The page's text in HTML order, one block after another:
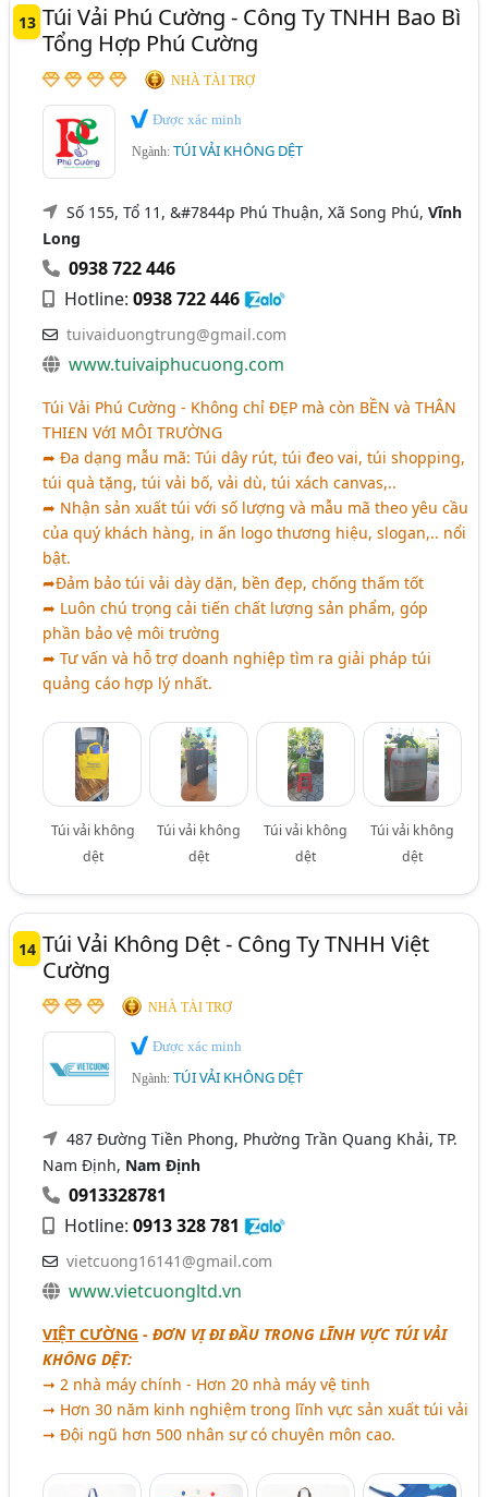
13 Túi Vải Phú Cường - Công Ty TNHH Bao Bì
Tổng Hợp Phú Cường
NHÀ TÀI TRỢ
Được xác minh
Ngành:TÚI VẢI KHÔNG DỆT
Số 155, Tổ 11, &#7844p Phú Thuận, Xã Song Phú,Vĩnh
Long
0938 722 446
Hotline:0938 722 446
tuivaiduongtrung@gmail.com
www.tuivaiphucuong.com
Túi Vải Phú Cường - Không chỉĐẸP mà còn BỀN vàTHÂN
THI£N VớI MÔI TRƯỜNG
➦ Đa dạng mẫu mã: Túi dây rút, túi đeo vai, túi shopping,
túi quà tặng, túi vải bố, vải dù, túi xách canvas,..
➦ Nhận sản xuất túi với số lượng và mẫu mã theo yêu cầu
của quý khách hàng, in ấn logo thương hiệu, slogan,.. nổi
bật.
➦Đảm bảo túi vải dày dặn, bền đẹp, chống thấm tốt
➦ Luôn chú trọng cải tiến chất lượng sản phẩm, góp
phần bảo vệ môi trường
➦ Tư vấn và hỗ trợ doanh nghiệp tìm ra giải pháp túi
quảng cáo hợp lý nhất.
Túi vải không
dệt
Túi vải không
dệt
Túi vải không
dệt
Túi vải không
dệt
14 Túi Vải Không Dệt - Công Ty TNHH Việt
Cường
NHÀ TÀI TRỢ
Được xác minh
Ngành:TÚI VẢI KHÔNG DỆT
487 Đường Tiền Phong, Phường Trần Quang Khải, TP.
Nam Định, Nam Định
0913328781
Hotline:0913 328 781
vietcuong16141@gmail.com
www.vietcuongltd.vn
VIỆT CƯỜNG -ĐƠN VỊ ĐI ĐẦU TRONG LĨNH VỰC TÚI VẢI
KHÔNG DỆT:
➞ 2 nhà máy chính - Hơn 20 nhà máy vệ tinh
➞ Hơn 30 năm kinh nghiệm trong lĩnh vực sản xuất túi vải
➞ Đội ngũ hơn 500 nhân sự có chuyên môn cao.